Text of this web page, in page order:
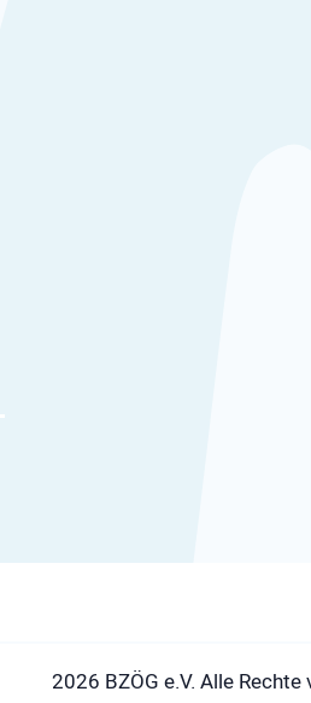
2026 BZÖG e.V. Alle